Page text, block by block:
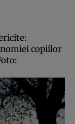
copiilor